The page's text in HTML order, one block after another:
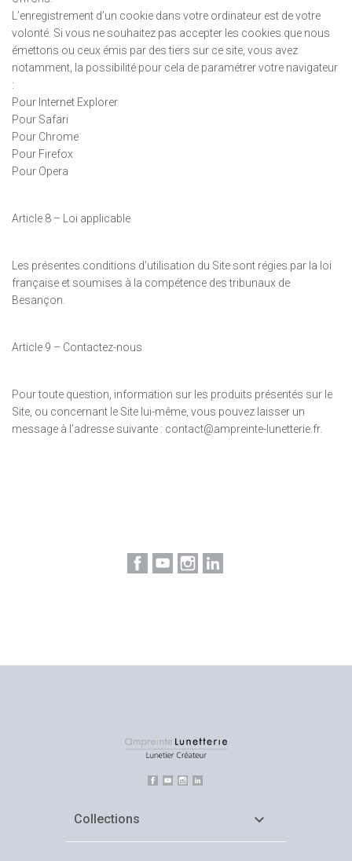
L’enregistrement d’un cookie dans votre ordinateur est de votre
volonté. Si vous ne souhaitez pas accepter les cookies que nous
émettons ou ceux émis par des tiers sur ce site, vous avez
notamment, la possibilité pour cela de paramétrer votre navigateur
:
Pour Internet Explorer
Pour Safari
Pour Chrome
Pour Firefox
Pour Opera
Article 8 – Loi applicable
Les présentes conditions d’utilisation du Site sont régies par la loi
française et soumises à la compétence des tribunaux de
Besançon.
Article 9 – Contactez-nous
Pour toute question, information sur les produits présentés sur le
Site, ou concernant le Site lui-même, vous pouvez laisser un
message à l’adresse suivante : contact@ampreinte-lunetterie.fr.
FacebookYouTubeInstagram
FacebookYouTubeInstagram
Collections 